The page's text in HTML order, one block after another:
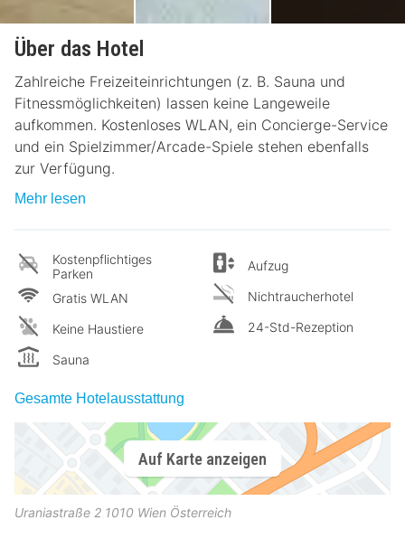
Über das Hotel
Zahlreiche Freizeiteinrichtungen (z. B. Sauna und
Fitnessmöglichkeiten) lassen keine Langeweile
aufkommen. Kostenloses WLAN, ein Concierge-Service
und ein Spielzimmer/Arcade-Spiele stehen ebenfalls
zur Verfügung.
Mehr lesen
Kostenpflichtiges
Parken
Gratis WLAN
Keine Haustiere
Sauna
Aufzug
Nichtraucherhotel
24-Std-Rezeption
Gesamte Hotelausstattung
Auf Karte anzeigen
Uraniastraße 2 1010 Wien Österreich